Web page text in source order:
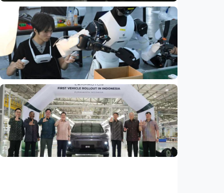
Ekonomi
Biaya usaha naik, perusahaan Singapura
justru lirik Indonesia untuk perluas bisnis
Indonesia•07 Aug 2026
Ekonomi
Fokus Berita – Dari Kereta Cepat Jakarta-
Bandung hingga AI, ini alasan citra China
menguat di dunia
Indonesia •07 Aug 2026